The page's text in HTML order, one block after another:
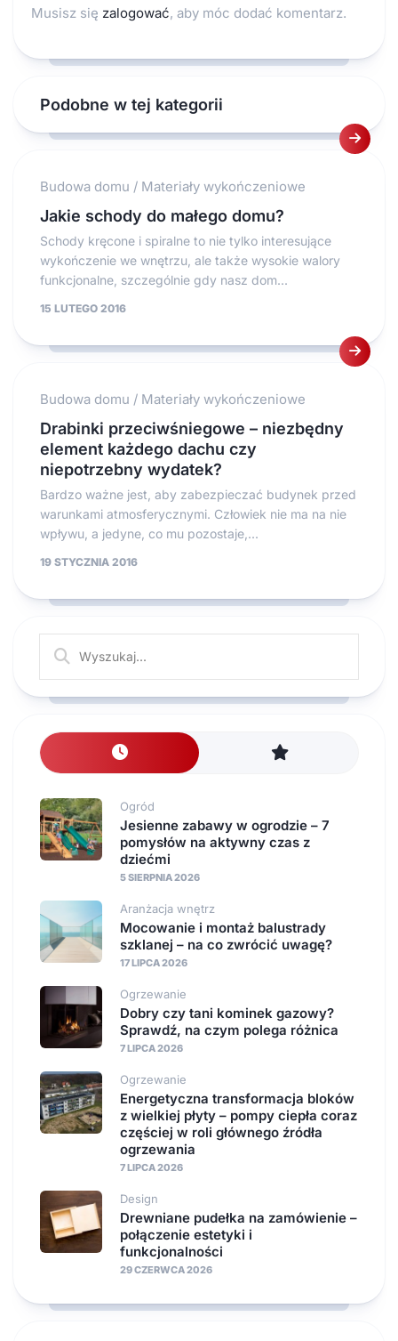
Musisz się zalogować, aby móc dodać komentarz.
Podobne w tej kategorii
Budowa domu / Materiały wykończeniowe
Jakie schody do małego domu?
Schody kręcone i spiralne to nie tylko interesujące
wykończenie we wnętrzu, ale także wysokie walory
funkcjonalne, szczególnie gdy nasz dom...
15 LUTEGO 2016
Budowa domu / Materiały wykończeniowe
Drabinki przeciwśniegowe – niezbędny
element każdego dachu czy
niepotrzebny wydatek?
Bardzo ważne jest, aby zabezpieczać budynek przed
warunkami atmosferycznymi. Człowiek nie ma na nie
wpływu, a jedyne, co mu pozostaje,...
19 STYCZNIA 2016
Ogród
Jesienne zabawy w ogrodzie – 7
pomysłów na aktywny czas z
dziećmi
5 SIERPNIA 2026
Aranżacja wnętrz
Mocowanie i montaż balustrady
szklanej – na co zwrócić uwagę?
17 LIPCA 2026
Ogrzewanie
Dobry czy tani kominek gazowy?
Sprawdź, na czym polega różnica
7 LIPCA 2026
Ogrzewanie
Energetyczna transformacja bloków
z wielkiej płyty – pompy ciepła coraz
częściej w roli głównego źródła
ogrzewania
7 LIPCA 2026
Design
Drewniane pudełka na zamówienie –
połączenie estetyki i
funkcjonalności
29 CZERWCA 2026